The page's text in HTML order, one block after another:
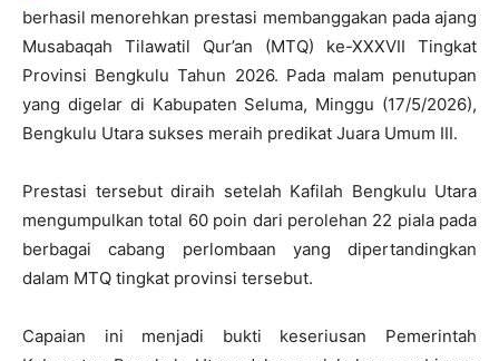
berhasil menorehkan prestasi membanggakan pada ajang
Musabaqah Tilawatil Qur’an (MTQ) ke-XXXVII Tingkat
Provinsi Bengkulu Tahun 2026. Pada malam penutupan
yang digelar di Kabupaten Seluma, Minggu (17/5/2026),
Bengkulu Utara sukses meraih predikat Juara Umum III.
Prestasi tersebut diraih setelah Kafilah Bengkulu Utara
mengumpulkan total 60 poin dari perolehan 22 piala pada
berbagai cabang perlombaan yang dipertandingkan
dalam MTQ tingkat provinsi tersebut.
Capaian ini menjadi bukti keseriusan Pemerintah